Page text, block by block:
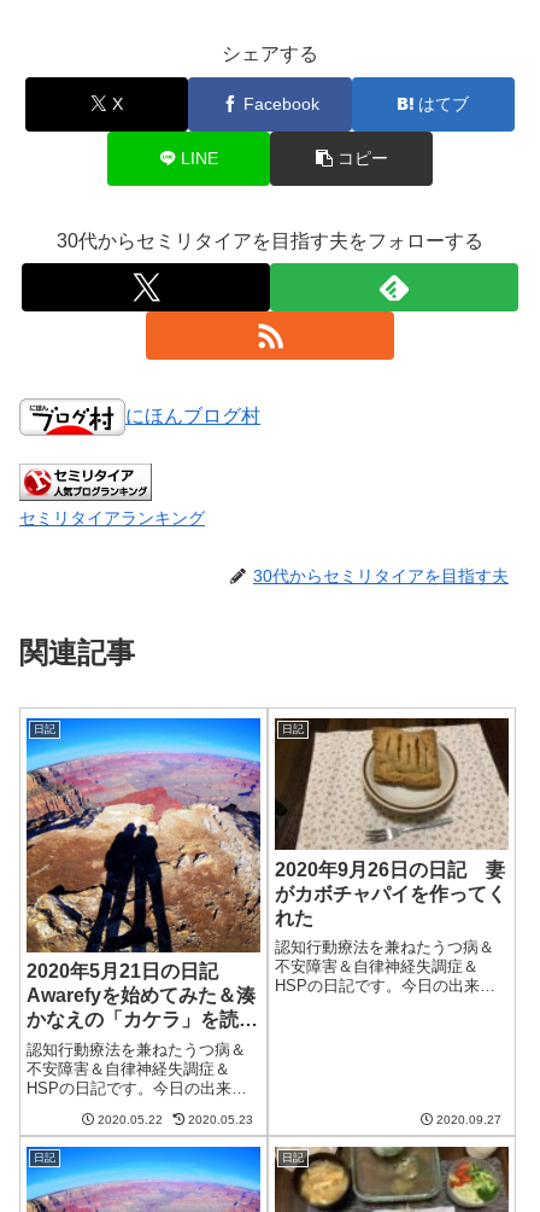
シェアする
X Facebook はてブ
LINE コピー
30代からセミリタイアを目指す夫をフォローする
にほんブログ村
セミリタイアランキング
30代からセミリタイアを目指す夫
関連記事
日記
2020年5月21日の日記
Awarefyを始めてみた＆湊
かなえの「カケラ」を読ん
だ
認知行動療法を兼ねたうつ病＆
不安障害＆自律神経失調症＆
HSPの日記です。今日の出来事
いか寝る前に腹が痛く、睡眠が
い待ちだったように思う。その
割に調子が悪くないのは素晴ら
しい。それにしても今日は15度
に届かないとか...
2020.05.22 2020.05.23
日記
2020年9月26日の日記 妻
がカボチャパイを作ってく
れた
認知行動療法を兼ねたうつ病＆
不安障害＆自律神経失調症＆
HSPの日記です。今日の出来事
2020.09.27
日記 日記